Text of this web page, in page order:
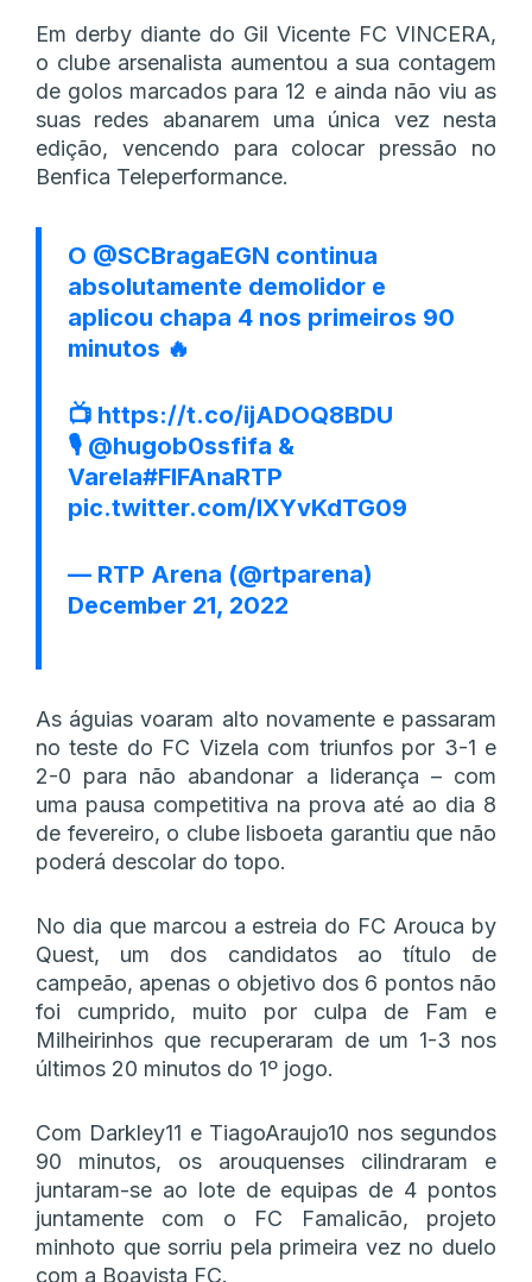
Em derby diante do Gil Vicente FC VINCERA,
o clube arsenalista aumentou a sua contagem
de golos marcados para 12 e ainda não viu as
suas redes abanarem uma única vez nesta
edição, vencendo para colocar pressão no
Benfica Teleperformance.
O @SCBragaEGN continua
absolutamente demolidor e
aplicou chapa 4 nos primeiros 90
minutos 🔥
📺 https://t.co/ijADOQ8BDU
🎙️ @hugob0ssfifa &
Varela#FIFAnaRTP
pic.twitter.com/IXYvKdTG09
— RTP Arena (@rtparena)
December 21, 2022
As águias voaram alto novamente e passaram
no teste do FC Vizela com triunfos por 3-1 e
2-0 para não abandonar a liderança – com
uma pausa competitiva na prova até ao dia 8
de fevereiro, o clube lisboeta garantiu que não
poderá descolar do topo.
No dia que marcou a estreia do FC Arouca by
Quest, um dos candidatos ao título de
campeão, apenas o objetivo dos 6 pontos não
foi cumprido, muito por culpa de Fam e
Milheirinhos que recuperaram de um 1-3 nos
últimos 20 minutos do 1º jogo.
Com Darkley11 e TiagoAraujo10 nos segundos
90 minutos, os arouquenses cilindraram e
juntaram-se ao lote de equipas de 4 pontos
juntamente com o FC Famalicão, projeto
minhoto que sorriu pela primeira vez no duelo
com a Boavista FC.